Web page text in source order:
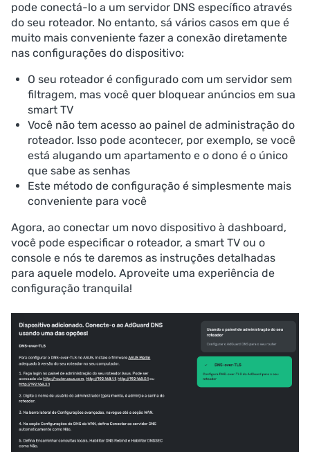
pode conectá-lo a um servidor DNS específico através
do seu roteador. No entanto, sá vários casos em que é
muito mais conveniente fazer a conexão diretamente
nas configurações do dispositivo:
O seu roteador é configurado com um servidor sem
filtragem, mas você quer bloquear anúncios em sua
smart TV
Você não tem acesso ao painel de administração do
roteador. Isso pode acontecer, por exemplo, se você
está alugando um apartamento e o dono é o único
que sabe as senhas
Este método de configuração é simplesmente mais
conveniente para você
Agora, ao conectar um novo dispositivo à dashboard,
você pode especificar o roteador, a smart TV ou o
console e nós te daremos as instruções detalhadas
para aquele modelo. Aproveite uma experiência de
configuração tranquila!